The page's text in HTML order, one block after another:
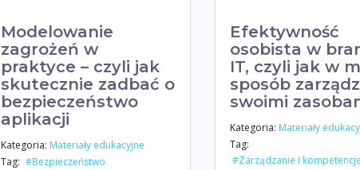
Modelowanie
zagrożeń w
praktyce – czyli jak
skutecznie zadbać o
bezpieczeństwo
aplikacji
Kategoria: Materiały edukacyjne
Tag: #Bezpieczeństwo
Efektywność
osobista w
IT, czyli jak w
sposób
swoimi
Kategoria: Materiały
Tag:
#Zarządzanie i